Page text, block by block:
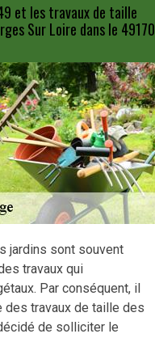
et les travaux de taille
Sur Loire dans le 49170
jardins sont souvent
travaux qui
Par conséquent, il
travaux de taille des
de solliciter le